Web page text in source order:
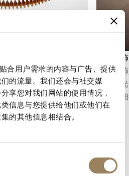
合用户需求的内容与广告、提供
的流量。我们还会与社交媒
享您对我们网站的使用情况，
信息与您提供给他们或他们在
的其他信息相结合。
Abraham-Louis
發明，陀飛輪旨在補
影響。透過將擒縱機構
中，它至今仍是
功能之一。
倒角修飾
倒角修
加以拋
並展現